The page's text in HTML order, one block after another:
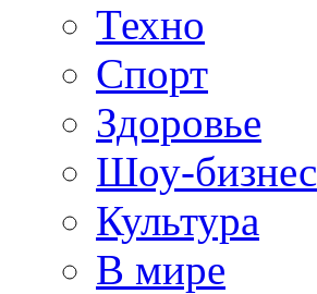
Техно
Спорт
Здоровье
Шоу-бизнес
Культура
В мире